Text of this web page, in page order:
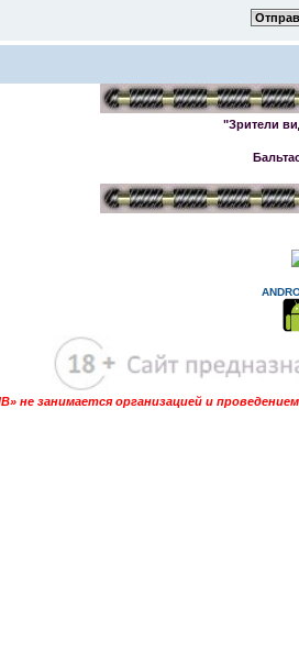
"Зрители
не занимается организацией и